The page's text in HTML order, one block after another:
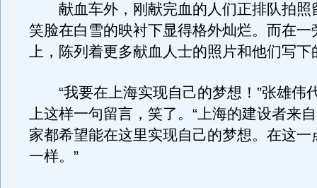
献血车外，刚献完血的人们正排队拍照
笑脸在白雪的映衬下显得格外灿烂。而在一
上，陈列着更多献血人士的照片和他们写下
“我要在上海实现自己的梦想！”张雄伟
上这样一句留言，笑了。“上海的建设者来
家都希望能在这里实现自己的梦想。在这一
一样。”